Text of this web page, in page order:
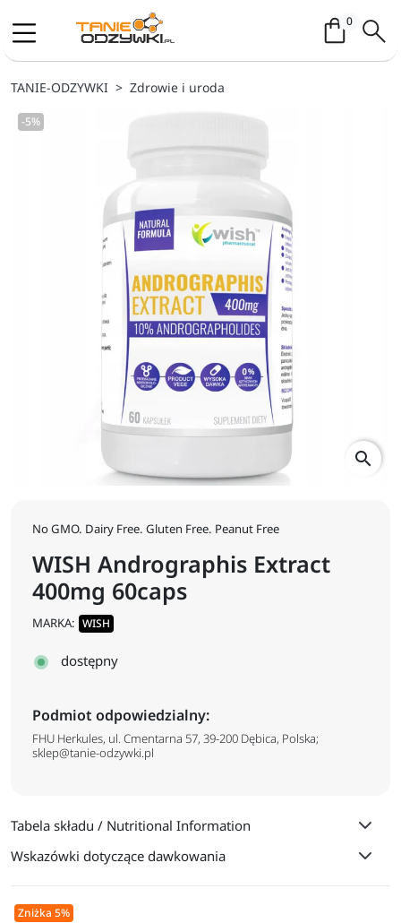
0Koszyk /
TANIE-ODZYWKI Zdrowie i uroda
-5%
search
No GMO. Dairy Free. Gluten Free. Peanut Free
WISH Andrographis Extract
400mg 60caps
MARKA: WISH
dostępny
Podmiot odpowiedzialny:
FHU Herkules, ul. Cmentarna 57, 39-200 Dębica, Polska;
sklep@tanie-odzywki.pl
Tabela składu / Nutritional Information
Wskazówki dotyczące dawkowania
Zniżka 5%